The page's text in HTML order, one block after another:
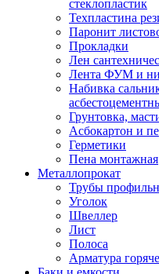
стеклопластик
Техпластина
Паронит
Прокладки
Лен
Лента ФУМ и
Набивка
Грунтовка,
Асбокартон и
Герметики
Пена монтажная
Металлопрокат
Трубы
Уголок
Швеллер
Лист
Полоса
Арматура